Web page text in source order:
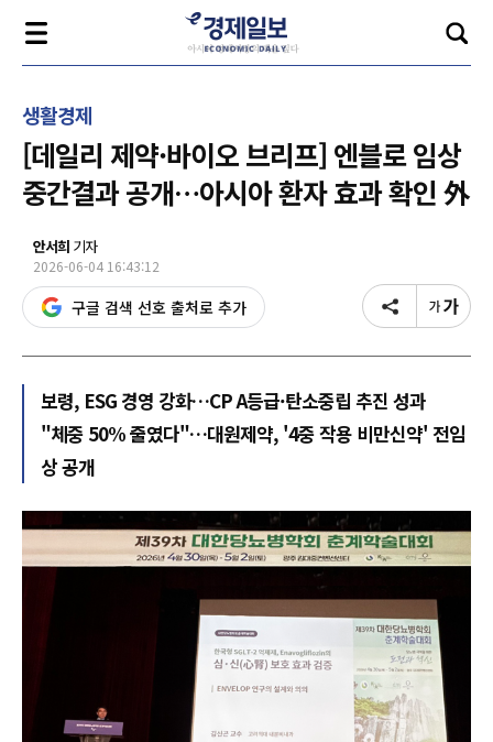
생활경제
[데일리 제약·바이오 브리프] 엔블로 임상
중간결과 공개…아시아 환자 효과 확인 外
안서희 기자
2026-06-04 16:43:12
구글 검색 선호 출처로 추가
보령, ESG 경영 강화…CP A등급·탄소중립 추진 성과
"체중 50% 줄였다"…대원제약, '4중 작용 비만신약' 전임
상 공개